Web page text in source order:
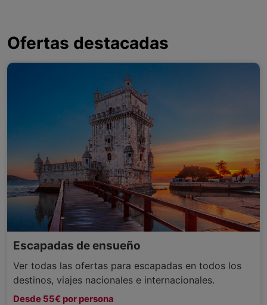
Ofertas destacadas
Escapadas de ensueño
Ver todas las ofertas para escapadas en todos los
destinos, viajes nacionales e internacionales.
Desde 55€ por persona